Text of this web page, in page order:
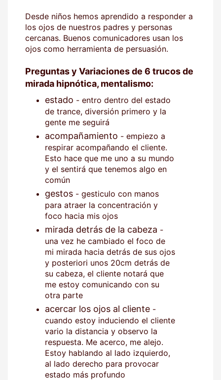
Desde niños hemos aprendido a responder a
los ojos de nuestros padres y personas
cercanas. Buenos comunicadores usan los
ojos como herramienta de persuasión.
Preguntas y Variaciones de 6 trucos de
mirada hipnótica, mentalismo:
estado - entro dentro del estado
de trance, diversión primero y la
gente me seguirá
acompañamiento - empiezo a
respirar acompañando el cliente.
Esto hace que me uno a su mundo
y el sentirá que tenemos algo en
común
gestos - gesticulo con manos
para atraer la concentración y
foco hacia mis ojos
mirada detrás de la cabeza -
una vez he cambiado el foco de
mi mirada hacia detrás de sus ojos
y posteriori unos 20cm detrás de
su cabeza, el cliente notará que
me estoy comunicando con su
otra parte
acercar los ojos al cliente -
cuando estoy induciendo el cliente
vario la distancia y observo la
respuesta. Me acerco, me alejo.
Estoy hablando al lado izquierdo,
al lado derecho para provocar
estado más profundo